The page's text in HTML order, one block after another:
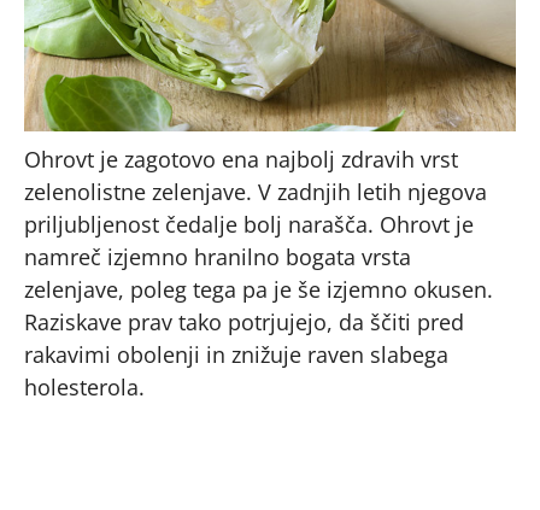
Ohrovt je zagotovo ena najbolj zdravih vrst
zelenolistne zelenjave. V zadnjih letih njegova
priljubljenost čedalje bolj narašča. Ohrovt je
namreč izjemno hranilno bogata vrsta
zelenjave, poleg tega pa je še izjemno okusen.
Raziskave prav tako potrjujejo, da ščiti pred
rakavimi obolenji in znižuje raven slabega
holesterola.